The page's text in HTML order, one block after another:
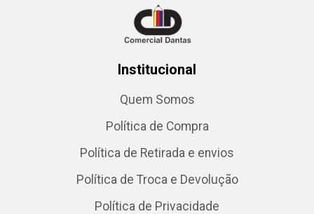
Institucional
Quem Somos
Política de Compra
Política de Retirada e envios
Política de Troca e Devolução
Política de Privacidade